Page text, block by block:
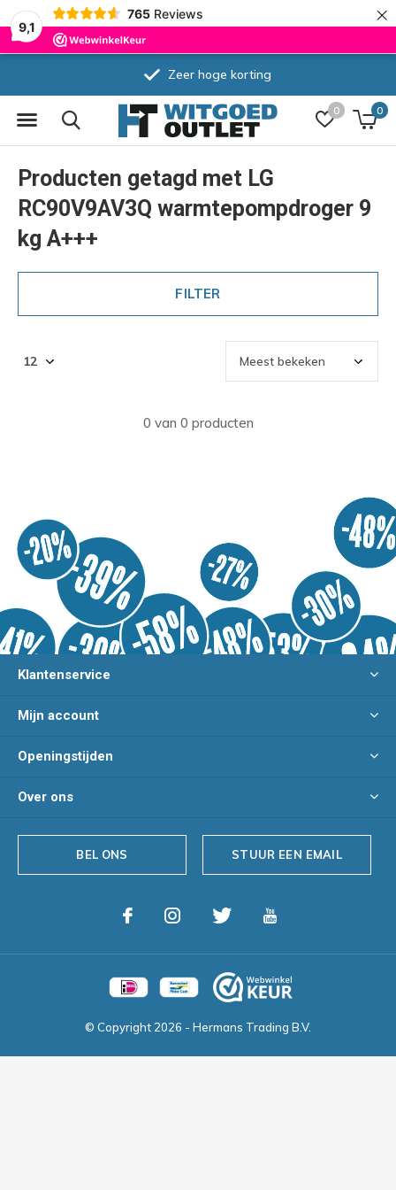
9,1
765 Reviews ×
0 0
Zeer hoge korting
Producten getagd met LG
RC90V9AV3Q warmtepompdroger 9
kg A+++
FILTER
0 van 0 producten
Klantenservice
Mijn account
Openingstijden
Over ons
BEL ONS STUUR EEN EMAIL
© Copyright 2026 - Hermans Trading B.V.